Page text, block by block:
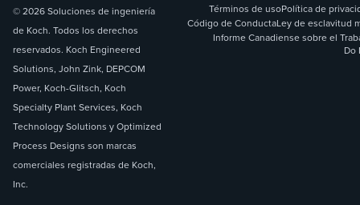
© 2026 Soluciones de ingeniería
de Koch. Todos los derechos
reservados. Koch Engineered
Solutions, John Zink, DEPCOM
Power, Koch-Glitsch, Koch
Specialty Plant Services, Koch
Technology Solutions y Optimized
Process Designs son marcas
comerciales registradas de Koch,
Inc.
Términos de usoPolítica de
Código de ConductaLey de esclavitud
Informe Canadiense sobre el
Do